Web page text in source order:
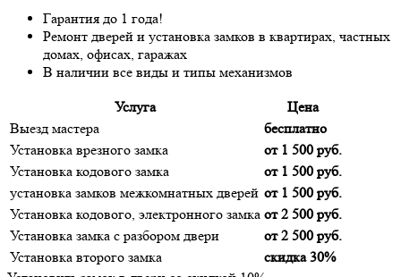
Гарантия до 1 года!
Ремонт дверей и установка замков в квартирах, частных
домах, офисах, гаражах
В наличии все виды и типы механизмов
Услуга
Цена
Выезд мастера
бесплатно
Установка врезного замка
от 1 500 руб.
Установка кодового замка
от 1 500 руб.
установка замков межкомнатных дверей от 1 500 руб.
Установка кодового, электронного замка от 2 500 руб.
Установка замка с разбором двери
от 2 500 руб.
Установка второго замка
скидка 30%